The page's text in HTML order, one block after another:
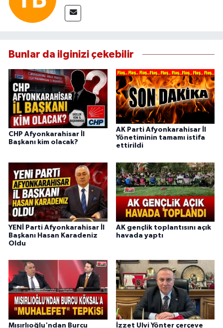
Bunlar da ilginizi çekebilir
CHP Afyonkarahisar İl
Başkanı kim olacak?
AK Parti Afyonkarahisar İl
Yönetiminin tamamı istifa
ettirildi
YENİ Parti Afyonkarahisar İl
Başkanı Hasan Karadeniz
Oldu
AK gençlik toplantısını açık
havada yaptı
Mısırlıoğlu'ndan Burcu İzzet Ulvi Yönter çerçeve